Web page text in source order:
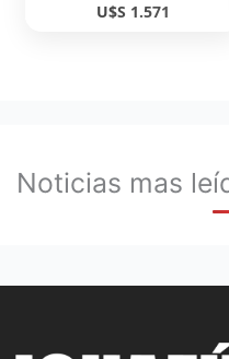
U$S 1.571
Noticias mas